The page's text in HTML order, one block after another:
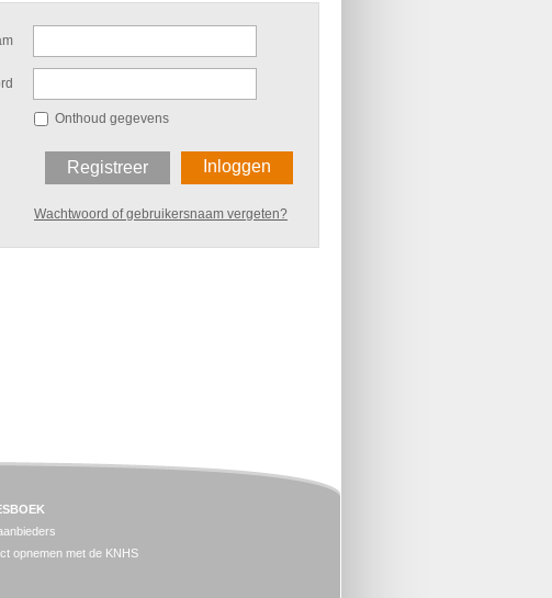
Onthoud gegevens
Inloggen
Registreer
Wachtwoord of gebruikersnaam vergeten?
opnemen met de KNHS